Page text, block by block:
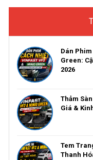
Dán
Green:
2026
Thảm
Giá &
Tem
Thanh